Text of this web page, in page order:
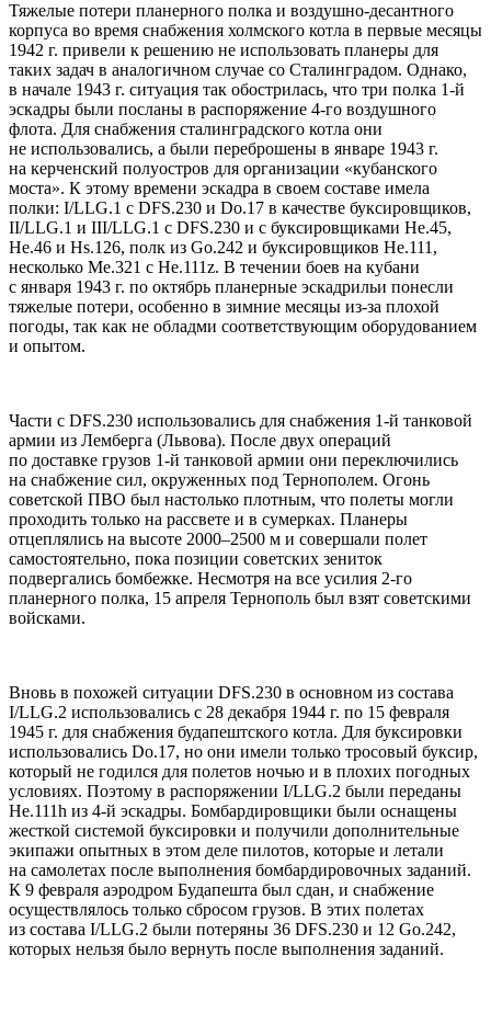
Тяжелые потери планерного полка и воздушно-десантного
корпуса во время снабжения холмского котла в первые месяцы
1942 г. привели к решению не использовать планеры для
таких задач в аналогичном случае со Сталинградом. Однако,
в начале 1943 г. ситуация так обострилась, что три полка 1-й
эскадры были посланы в распоряжение 4-го воздушного
флота. Для снабжения сталинградского котла они
не использовались, а были переброшены в январе 1943 г.
на керченский полуостров для организации «кубанского
моста». К этому времени эскадра в своем составе имела
полки: I/LLG.1 с DFS.230 и Do.17 в качестве буксировщиков,
II/LLG.1 и III/LLG.1 с DFS.230 и с буксировщиками He.45,
He.46 и Hs.126, полк из Go.242 и буксировщиков He.111,
несколько Me.321 c He.111z. В течении боев на кубани
с января 1943 г. по октябрь планерные эскадрильи понесли
тяжелые потери, особенно в зимние месяцы из-за плохой
погоды, так как не обладми соответствующим оборудованием
и опытом.
Части с DFS.230 использовались для снабжения 1-й танковой
армии из Лемберга (Львова). После двух операций
по доставке грузов 1-й танковой армии они переключились
на снабжение сил, окруженных под Тернополем. Огонь
советской ПВО был настолько плотным, что полеты могли
проходить только на рассвете и в сумерках. Планеры
отцеплялись на высоте 2000–2500 м и совершали полет
самостоятельно, пока позиции советских зениток
подвергались бомбежке. Hесмотря на все усилия 2-го
планерного полка, 15 апреля Тернополь был взят советскими
войсками.
Вновь в похожей ситуации DFS.230 в основном из cостава
I/LLG.2 использовались с 28 декабря 1944 г. по 15 февраля
1945 г. для снабжения будапештского котла. Для буксировки
использовались Do.17, но они имели только тросовый буксир,
который не годился для полетов ночью и в плохих погодных
условиях. Поэтому в распоряжении I/LLG.2 были переданы
Hе.111h из 4-й эскадры. Бомбардировщики были оснащены
жесткой системой буксировки и получили дополнительные
экипажи опытных в этом деле пилотов, которые и летали
на самолетах после выполнения бомбардировочных заданий.
К 9 февраля аэродром Будапешта был сдан, и снабжение
осуществлялось только сбросом грузов. В этих полетах
из состава I/LLG.2 были потеряны 36 DFS.230 и 12 Go.242,
которых нельзя было вернуть после выполнения заданий.